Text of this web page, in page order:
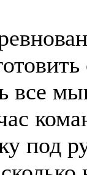
все
под